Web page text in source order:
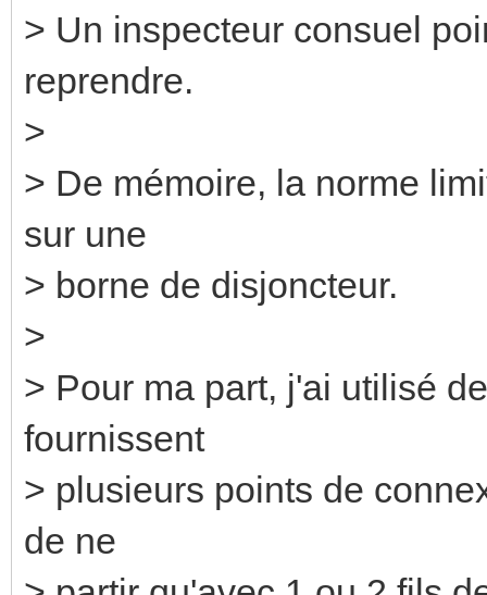
> Un inspecteur consuel
reprendre.
>
> De mémoire, la norme
sur une
> borne de disjoncteur.
>
> Pour ma part, j'ai utilisé
fournissent
> plusieurs points de
de ne